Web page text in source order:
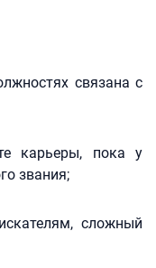
связана с
карьеры, пока у
звания;
сложный